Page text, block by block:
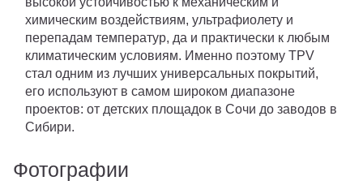
химическим воздействиям, ультрафиолету и
перепадам температур, да и практически к любым
климатическим условиям. Именно поэтому TPV
стал одним из лучших универсальных покрытий,
его используют в самом широком диапазоне
проектов: от детских площадок в Сочи до заводов в
Сибири.
Фотографии